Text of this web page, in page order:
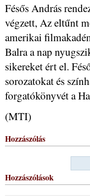
Fésős András
végzett, Az eltűnt
amerikai
Balra a nap
sikereket ért el.
sorozatokat és
forgatókönyvét a
(MTI)
Hozzászólás
Hozzászólások